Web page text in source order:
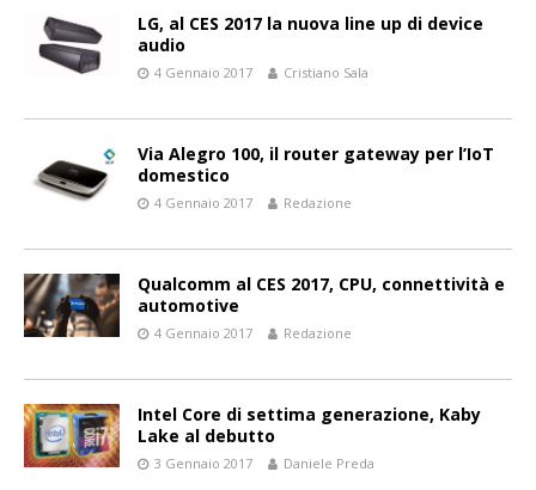
LG, al CES 2017 la nuova line up di device
audio
4 Gennaio 2017 Cristiano Sala
Via Alegro 100, il router gateway per l’IoT
domestico
4 Gennaio 2017 Redazione
Qualcomm al CES 2017, CPU, connettività e
automotive
4 Gennaio 2017 Redazione
Intel Core di settima generazione, Kaby
Lake al debutto
3 Gennaio 2017 Daniele Preda